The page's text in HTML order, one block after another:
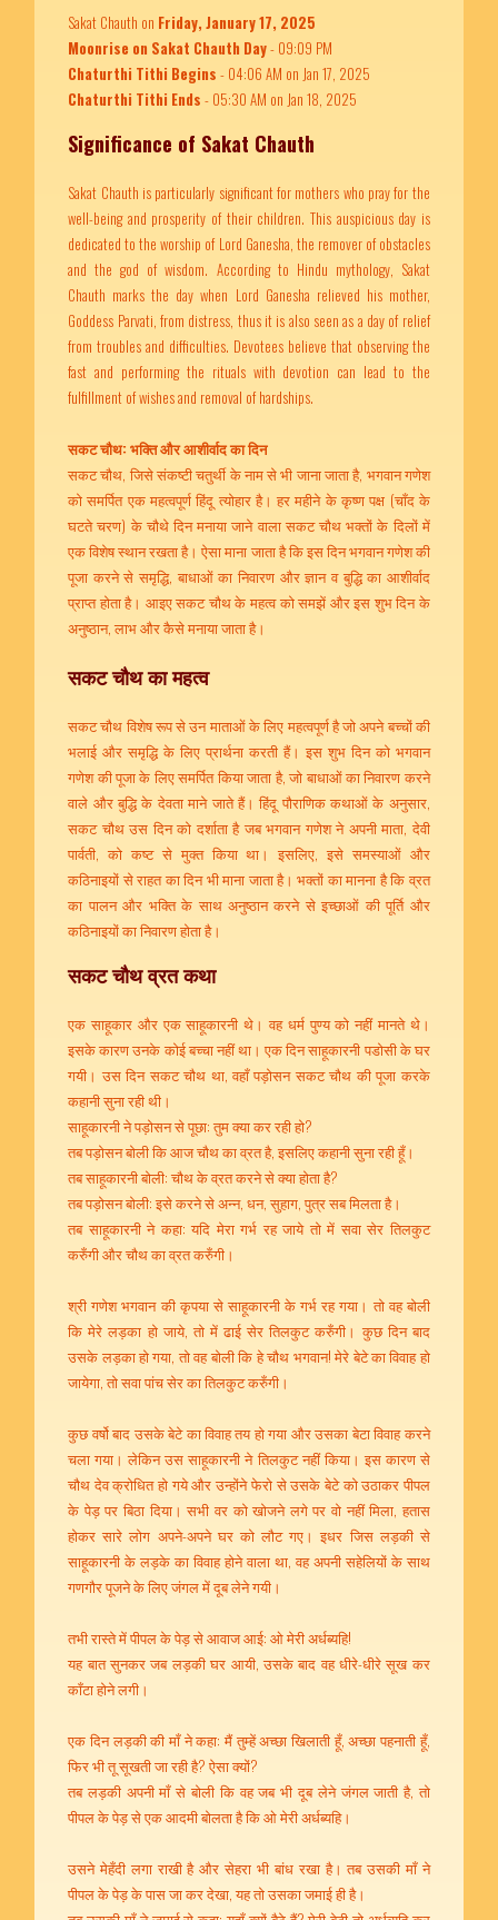
Sakat Chauth on Friday, January 17, 2025
Moonrise on Sakat Chauth Day- 09:09 PM
Chaturthi Tithi Begins- 04:06 AM on Jan 17, 2025
Chaturthi Tithi Ends - 05:30 AM on Jan 18, 2025
Significance of Sakat Chauth
Sakat Chauth is particularly significant for mothers who pray for the
well-being and prosperity of their children. This auspicious day is
dedicated to the worship of Lord Ganesha, the remover of obstacles
and the god of wisdom. According to Hindu mythology, Sakat
Chauth marks the day when Lord Ganesha relieved his mother,
Goddess Parvati, from distress, thus it is also seen as a day of relief
from troubles and difficulties. Devotees believe that observing the
fast and performing the rituals with devotion can lead to the
fulfillment of wishes and removal of hardships.
सकट चौथ: भक्ति और आशीर्वाद का दिन
सकट चौथ, जिसे संकष्टी चतुर्थी के नाम से भी जाना जाता है, भगवान गणेश
को समर्पित एक महत्वपूर्ण हिंदू त्योहार है। हर महीने के कृष्ण पक्ष (चाँद के
घटते चरण) के चौथे दिन मनाया जाने वाला सकट चौथ भक्तों के दिलों में
एक विशेष स्थान रखता है। ऐसा माना जाता है कि इस दिन भगवान गणेश की
पूजा करने से समृद्धि, बाधाओं का निवारण और ज्ञान व बुद्धि का आशीर्वाद
प्राप्त होता है। आइए सकट चौथ के महत्व को समझें और इस शुभ दिन के
अनुष्ठान, लाभ और कैसे मनाया जाता है।
सकट चौथ का महत्व
सकट चौथ विशेष रूप से उन माताओं के लिए महत्वपूर्ण है जो अपने बच्चों की
भलाई और समृद्धि के लिए प्रार्थना करती हैं। इस शुभ दिन को भगवान
गणेश की पूजा के लिए समर्पित किया जाता है, जो बाधाओं का निवारण करने
वाले और बुद्धि के देवता माने जाते हैं। हिंदू पौराणिक कथाओं के अनुसार,
सकट चौथ उस दिन को दर्शाता है जब भगवान गणेश ने अपनी माता, देवी
पार्वती, को कष्ट से मुक्त किया था। इसलिए, इसे समस्याओं और
कठिनाइयों से राहत का दिन भी माना जाता है। भक्तों का मानना है कि व्रत
का पालन और भक्ति के साथ अनुष्ठान करने से इच्छाओं की पूर्ति और
कठिनाइयों का निवारण होता है।
सकट चौथ व्रत कथा
एक साहूकार और एक साहूकारनी थे। वह धर्म पुण्य को नहीं मानते थे।
इसके कारण उनके कोई बच्चा नहीं था। एक दिन साहूकारनी पडोसी के घर
गयी। उस दिन सकट चौथ था, वहाँ पड़ोसन सकट चौथ की पूजा करके
कहानी सुना रही थी।
साहूकारनी ने पड़ोसन से पूछा: तुम क्या कर रही हो?
तब पड़ोसन बोली कि आज चौथ का व्रत है, इसलिए कहानी सुना रही हूँ।
तब साहूकारनी बोली: चौथ के व्रत करने से क्या होता है?
तब पड़ोसन बोली: इसे करने से अन्न, धन, सुहाग, पुत्र सब मिलता है।
तब साहूकारनी ने कहा: यदि मेरा गर्भ रह जाये तो में सवा सेर तिलकुट
करुँगी और चौथ का व्रत करुँगी।
श्री गणेश भगवान की कृपया से साहूकारनी के गर्भ रह गया। तो वह बोली
कि मेरे लड़का हो जाये, तो में ढाई सेर तिलकुट करुँगी। कुछ दिन बाद
उसके लड़का हो गया, तो वह बोली कि हे चौथ भगवान! मेरे बेटे का विवाह हो
जायेगा, तो सवा पांच सेर का तिलकुट करुँगी।
कुछ वर्षो बाद उसके बेटे का विवाह तय हो गया और उसका बेटा विवाह करने
चला गया। लेकिन उस साहूकारनी ने तिलकुट नहीं किया। इस कारण से
चौथ देव क्रोधित हो गये और उन्होंने फेरो से उसके बेटे को उठाकर पीपल
के पेड़ पर बिठा दिया। सभी वर को खोजने लगे पर वो नहीं मिला, हतास
होकर सारे लोग अपने-अपने घर को लौट गए। इधर जिस लड़की से
साहूकारनी के लड़के का विवाह होने वाला था, वह अपनी सहेलियों के साथ
गणगौर पूजने के लिए जंगल में दूब लेने गयी।
तभी रास्ते में पीपल के पेड़ से आवाज आई: ओ मेरी अर्धब्यहि!
यह बात सुनकर जब लड़की घर आयी, उसके बाद वह धीरे-धीरे सूख कर
काँटा होने लगी।
एक दिन लड़की की माँ ने कहा: मैं तुम्हें अच्छा खिलाती हूँ, अच्छा पहनाती हूँ,
फिर भी तू सूखती जा रही है? ऐसा क्यों?
तब लड़की अपनी माँ से बोली कि वह जब भी दूब लेने जंगल जाती है, तो
पीपल के पेड़ से एक आदमी बोलता है कि ओ मेरी अर्धब्यहि।
उसने मेहँदी लगा राखी है और सेहरा भी बांध रखा है। तब उसकी माँ ने
पीपल के पेड़ के पास जा कर देखा, यह तो उसका जमाई ही है।